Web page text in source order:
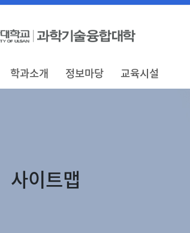
학과소개 정보마당 교육시설
사이트맵